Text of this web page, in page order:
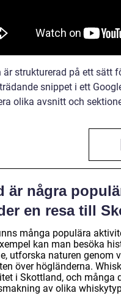
är strukturerad på ett sätt
snippet i ett
olika avsnitt och
är några
en resa till
många populära
kan man besöka
utforska naturen genom
över högländerna.
i Skottland, och många
av olika